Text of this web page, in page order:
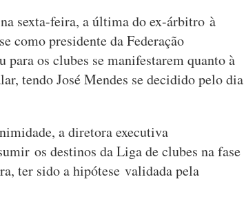
sexta-feira, a última do ex-árbitro à
como presidente da Federação
os clubes se manifestarem quanto à
tendo José Mendes se decidido pelo dia
a diretora executiva
os destinos da Liga de clubes na fase
ter sido a hipótese validada pela